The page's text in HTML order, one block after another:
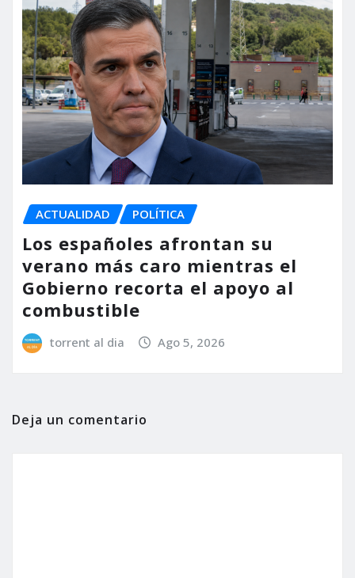
ACTUALIDAD POLÍTICA
Los españoles afrontan su
verano más caro mientras el
Gobierno recorta el apoyo al
combustible
torrent al dia Ago 5, 2026
Deja un comentario